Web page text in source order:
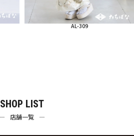
AL-309
SHOP LIST
店舗一覧